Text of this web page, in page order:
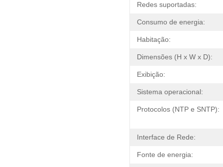
Redes suportadas:
Consumo de energia:
Habitação:
Dimensões (H x W x D):
Exibição:
Sistema operacional:
Protocolos (NTP e SNTP):
Interface de Rede:
Fonte de energia: